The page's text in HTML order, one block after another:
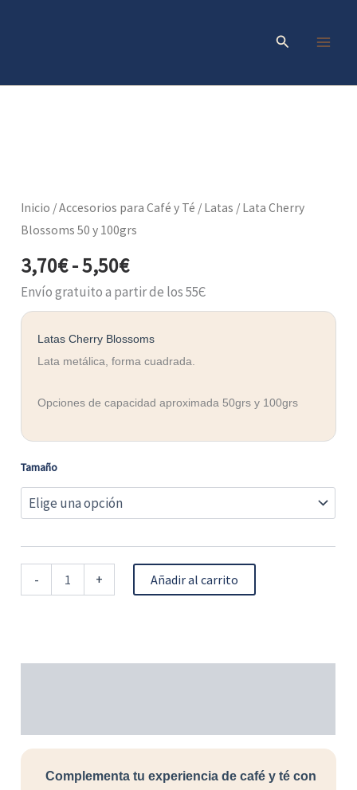
Buscar
Inicio /Accesorios para Café y Té / Latas / Lata Cherry
Blossoms 50 y 100grs
3,70€-5,50€
precios:
desde
hasta
5,50€
Envío gratuito a partir de los 55Є
Latas Cherry Blossoms
Lata metálica, forma cuadrada.
Opciones de capacidad aproximada 50grs y 100grs
Tamaño
-
50
100grs
+ Añadir al carrito
Complementa tu experiencia de café y té con